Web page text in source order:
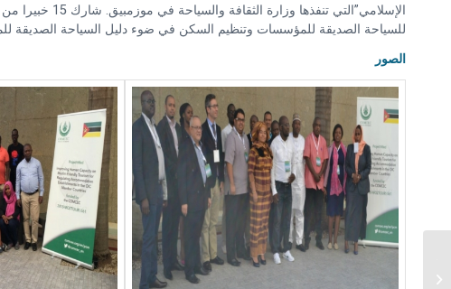
للسياحة الصديقة للمؤسسات وتنظيم السكن في ضوء دليل السياحة الصديقة
الصور
تم عقد ورشة عمل وبرنامج تدريبي مدته